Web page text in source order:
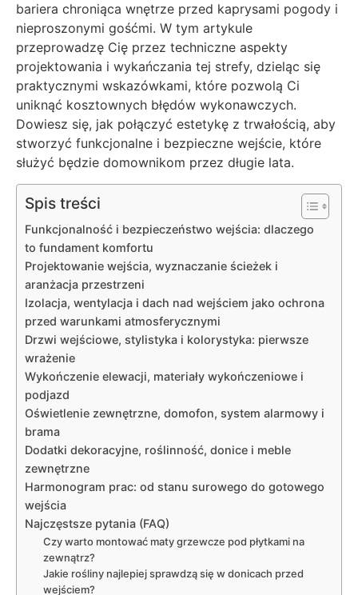
bariera chroniąca wnętrze przed kaprysami pogody i
nieproszonymi gośćmi. W tym artykule
przeprowadzę Cię przez techniczne aspekty
projektowania i wykańczania tej strefy, dzieląc się
praktycznymi wskazówkami, które pozwolą Ci
uniknąć kosztownych błędów wykonawczych.
Dowiesz się, jak połączyć estetykę z trwałością, aby
stworzyć funkcjonalne i bezpieczne wejście, które
służyć będzie domownikom przez długie lata.
Spis treści
Funkcjonalność i bezpieczeństwo wejścia: dlaczego
to fundament komfortu
Projektowanie wejścia, wyznaczanie ścieżek i
aranżacja przestrzeni
Izolacja, wentylacja i dach nad wejściem jako ochrona
przed warunkami atmosferycznymi
Drzwi wejściowe, stylistyka i kolorystyka: pierwsze
wrażenie
Wykończenie elewacji, materiały wykończeniowe i
podjazd
Oświetlenie zewnętrzne, domofon, system alarmowy i
brama
Dodatki dekoracyjne, roślinność, donice i meble
zewnętrzne
Harmonogram prac: od stanu surowego do gotowego
wejścia
Najczęstsze pytania (FAQ)
Czy warto montować maty grzewcze pod płytkami na
zewnątrz?
Jakie rośliny najlepiej sprawdzą się w donicach przed
wejściem?